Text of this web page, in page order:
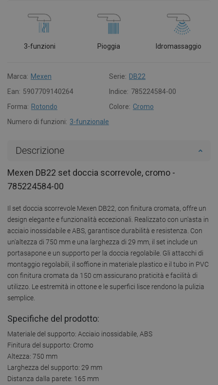
3-funzioni Pioggia Idromassaggio
Marca: Mexen Serie: DB22
Ean: 5907709140264 Indice: 785224584-00
Forma: Rotondo Colore: Cromo
Numero di funzioni: 3-funzionale
Descrizione
Mexen DB22 set doccia scorrevole, cromo -
785224584-00
Il set doccia scorrevole Mexen DB22, con finitura cromata, offre un
design elegante e funzionalità eccezionali. Realizzato con un'asta in
acciaio inossidabile e ABS, garantisce durabilità e resistenza. Con
un'altezza di 750 mm e una larghezza di 29 mm, il set include un
portasapone e un supporto per la doccia regolabile. Gli attacchi di
montaggio regolabili, il soffione in materiale plastico e il tubo in PVC
con finitura cromata da 150 cm assicurano praticità e facilità di
utilizzo. Le estremità in ottone e le superfici lisce rendono la pulizia
semplice.
Specifiche del prodotto:
Materiale del supporto: Acciaio inossidabile, ABS
Finitura del supporto: Cromo
Altezza: 750 mm
Larghezza del supporto: 29 mm
Distanza dalla parete: 165 mm